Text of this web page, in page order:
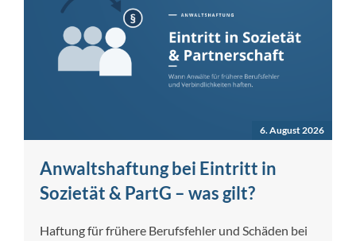
6. August 2026
Anwaltshaftung bei Eintritt in
Sozietät & PartG – was gilt?
Haftung für frühere Berufsfehler und Schäden bei